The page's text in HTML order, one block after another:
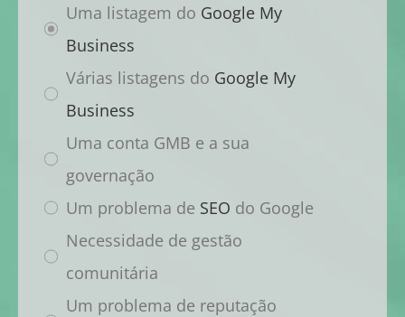
Uma listagem do Google My
Business
Várias listagens do Google My
Business
Uma conta GMB e a sua
governação
Um problema de SEO do Google
Necessidade de gestão
comunitária
Um problema de reputação